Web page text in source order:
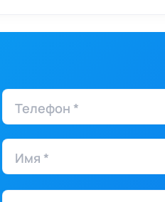
Телефон *
Имя *